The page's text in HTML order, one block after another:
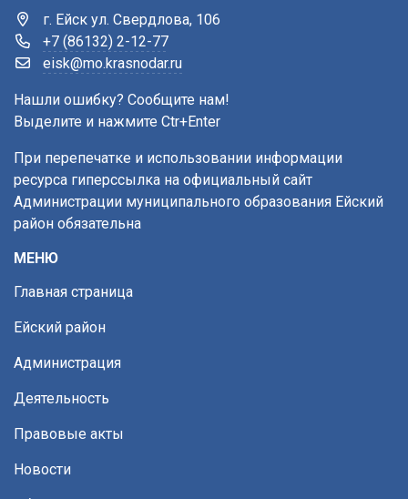
г. Ейск ул. Свердлова, 106
+7 (86132) 2-12-77
eisk@mo.krasnodar.ru
Нашли ошибку? Сообщите нам!
Выделите и нажмите Ctr+Enter
При перепечатке и использовании информации
ресурса гиперссылка на официальный сайт
Администрации муниципального образования Ейский
район обязательна
МЕНЮ
Главная страница
Ейский район
Администрация
Деятельность
Правовые акты
Новости